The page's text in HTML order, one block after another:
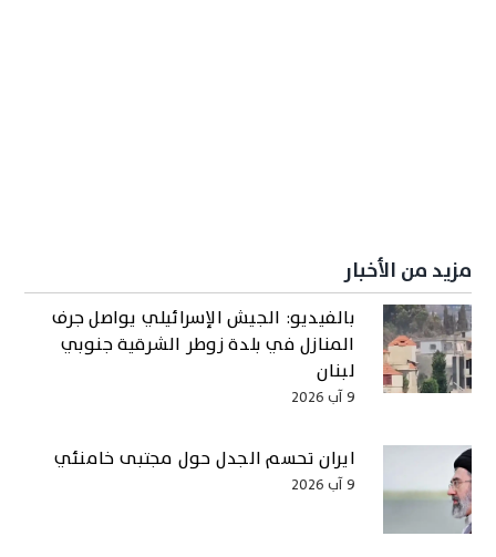
مزيد من الأخبار
بالفيديو: الجيش الإسرائيلي يواصل جرف
المنازل في بلدة زوطر الشرقية جنوبي
لبنان
9 آب 2026
ايران تحسم الجدل حول مجتبى خامنئي
9 آب 2026